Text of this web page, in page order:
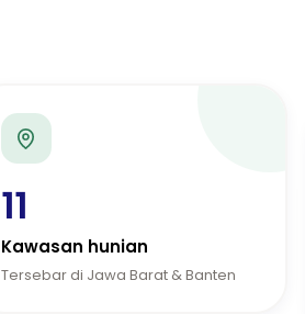
11
Kawasan hunian
Tersebar di Jawa Barat & Banten